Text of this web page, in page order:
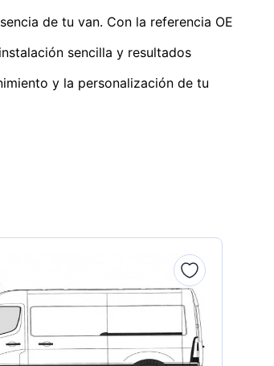
de tu van. Con la referencia OE
sencilla y resultados
y la personalización de tu